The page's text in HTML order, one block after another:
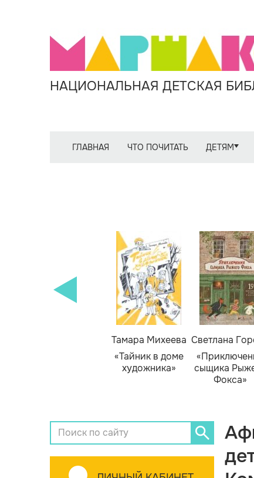
НАЦИОНАЛЬНАЯ ДЕТСКАЯ
ГЛАВНАЯ ЧТО ПОЧИТАТЬ ДЕТЯМ
Тамара Михеева
«Тайник в доме
художника»
Светлана
сыщика
Фокса»